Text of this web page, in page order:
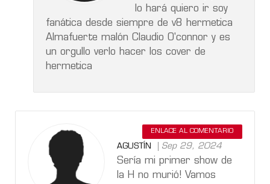
lo hará quiero ir soy
fanática desde siempre de v8 hermetica
Almafuerte malón Claudio O'connor y es
un orgullo verlo hacer los cover de
hermetica
ENLACE AL COMENTARIO
AGUSTÍN Sep 29, 2024
Sería mi primer show de
la H no murió! Vamos